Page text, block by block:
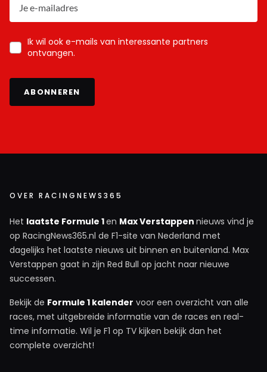
Ik wil ook e-mails van interessante partners
ontvangen.
ABONNEREN
OVER RACINGNEWS365
Het laatste Formule 1en Max Verstappen nieuws vind je
op RacingNews365.nl de F1-site van Nederland met
dagelijks het laatste nieuws uit binnen en buitenland. Max
Verstappen gaat in zijn Red Bull op jacht naar nieuwe
successen.
Bekijk de Formule 1 kalender voor een overzicht van alle
races, met uitgebreide informatie van de races en real-
time informatie. Wil je F1 op TV kijken bekijk dan het
complete overzicht!